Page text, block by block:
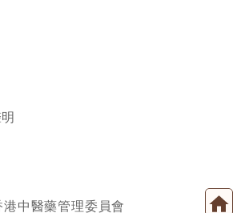
中醫藥管理委員會